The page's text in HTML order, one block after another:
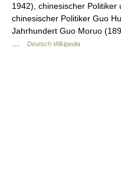
1942), chinesischer Politiker
chinesischer Politiker Guo
Jahrhundert Guo Moruo
Deutsch Wikipedia